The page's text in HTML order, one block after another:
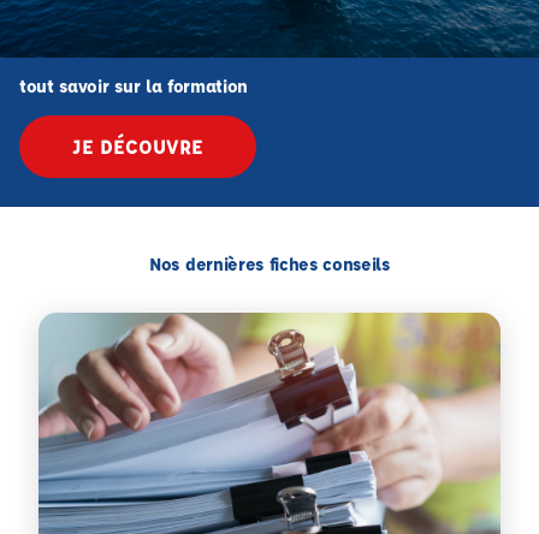
tout savoir sur la formation
JE DÉCOUVRE
Nos dernières fiches conseils